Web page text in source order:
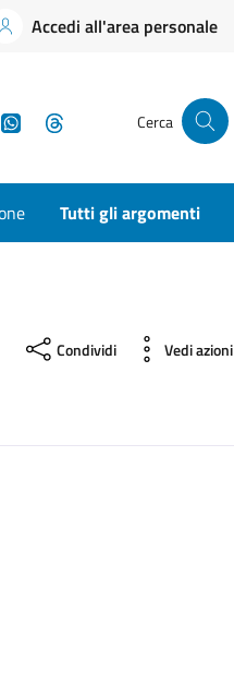
Accedi all'area personale
WhatsApp Cerca
Tutti gli argomenti
Condividi Vedi azioni